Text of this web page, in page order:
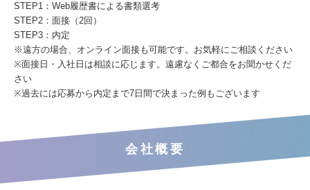
STEP1：Web履歴書による書類選考
STEP2：面接（2回）
STEP3：内定
※遠方の場合、オンライン面接も可能です。お気軽にご相談ください
※面接日・入社日は相談に応じます。遠慮なくご都合をお聞かせくだ
さい
※過去には応募から内定まで7日間で決まった例もございます
会社概要